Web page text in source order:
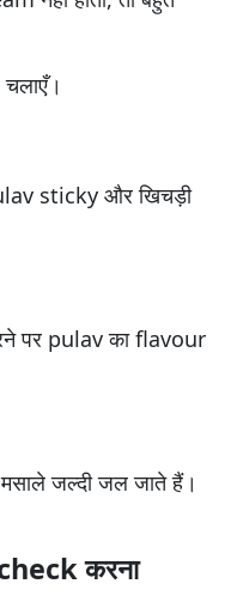
sticky और खिचड़ी
पर pulav का flavour
जल्दी जल जाते हैं।
करना